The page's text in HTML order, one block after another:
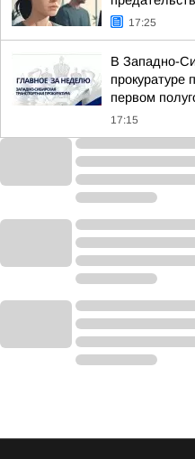
17:25
В Западно-
прокуратуре
первом
17:15